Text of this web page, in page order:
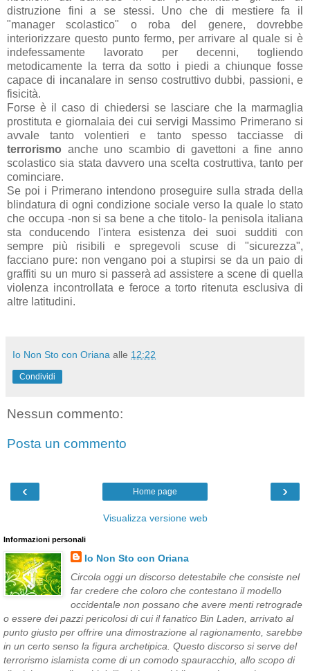
distruzione fini a se stessi. Uno che di mestiere fa il
"manager scolastico" o roba del genere, dovrebbe
interiorizzare questo punto fermo, per arrivare al quale si è
indefessamente lavorato per decenni, togliendo
metodicamente la terra da sotto i piedi a chiunque fosse
capace di incanalare in senso costruttivo dubbi, passioni, e
fisicità.
Forse è il caso di chiedersi se lasciare che la marmaglia
prostituta e giornalaia dei cui servigi Massimo Primerano si
avvale tanto volentieri e tanto spesso tacciasse di
terrorismo anche uno scambio di gavettoni a fine anno
scolastico sia stata davvero una scelta costruttiva, tanto per
cominciare.
Se poi i Primerano intendono proseguire sulla strada della
blindatura di ogni condizione sociale verso la quale lo stato
che occupa -non si sa bene a che titolo- la penisola italiana
sta conducendo l'intera esistenza dei suoi sudditi con
sempre più risibili e spregevoli scuse di "sicurezza",
facciano pure: non vengano poi a stupirsi se da un paio di
graffiti su un muro si passerà ad assistere a scene di quella
violenza incontrollata e feroce a torto ritenuta esclusiva di
altre latitudini.
Io Non Sto con Oriana alle 12:22
Condividi
Nessun commento:
Posta un commento
‹ ›
Home page
Visualizza versione web
Informazioni personali
Io Non Sto con Oriana
Circola oggi un discorso detestabile che consiste nel
far credere che coloro che contestano il modello
occidentale non possano che avere menti retrograde
o essere dei pazzi pericolosi di cui il fanatico Bin Laden, arrivato al
punto giusto per offrire una dimostrazione al ragionamento, sarebbe
in un certo senso la figura archetipica. Questo discorso si serve del
terrorismo islamista come di un comodo spauracchio, allo scopo di